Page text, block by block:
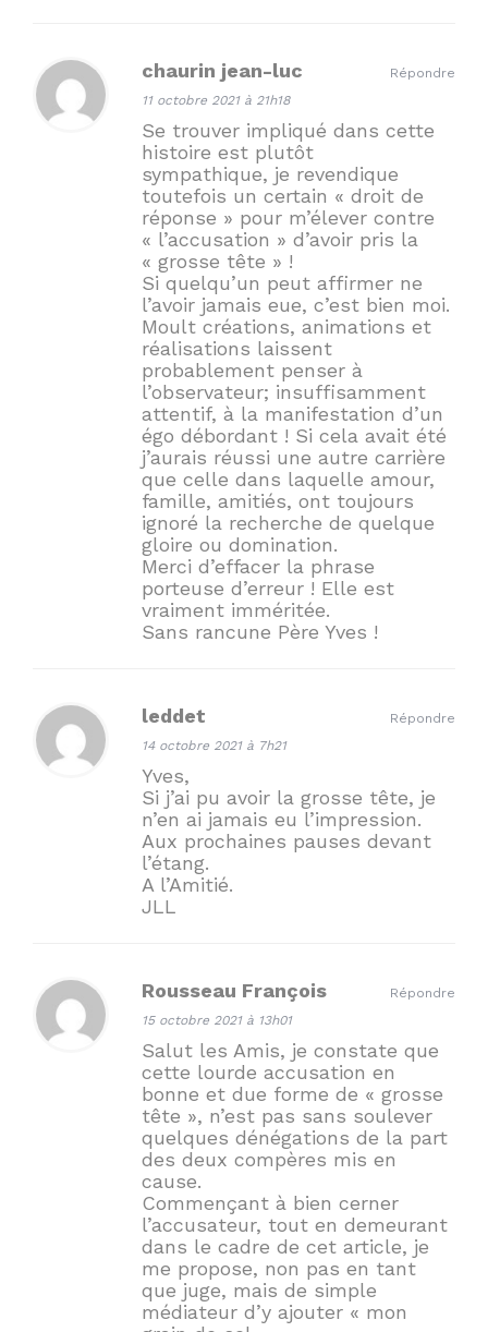
chaurin jean-luc
11 octobre 2021 à 21h18
Se trouver impliqué dans cette
histoire est plutôt
sympathique, je revendique
toutefois un certain « droit de
réponse » pour m’élever contre
« l’accusation » d’avoir pris la
« grosse tête » !
Si quelqu’un peut affirmer ne
l’avoir jamais eue, c’est bien moi.
Moult créations, animations et
réalisations laissent
probablement penser à
l’observateur; insuffisamment
attentif, à la manifestation d’un
égo débordant ! Si cela avait été
j’aurais réussi une autre carrière
que celle dans laquelle amour,
famille, amitiés, ont toujours
ignoré la recherche de quelque
gloire ou domination.
Merci d’effacer la phrase
porteuse d’erreur ! Elle est
vraiment imméritée.
Sans rancune Père Yves !
Répondre
leddet
14 octobre 2021 à 7h21
Yves,
Si j’ai pu avoir la grosse tête, je
n’en ai jamais eu l’impression.
Aux prochaines pauses devant
l’étang.
A l’Amitié.
JLL
Répondre
Rousseau François
15 octobre 2021 à 13h01
Salut les Amis, je constate que
cette lourde accusation en
bonne et due forme de « grosse
tête », n’est pas sans soulever
quelques dénégations de la part
des deux compères mis en
cause.
Commençant à bien cerner
l’accusateur, tout en demeurant
dans le cadre de cet article, je
me propose, non pas en tant
que juge, mais de simple
médiateur d’y ajouter « mon
Répondre